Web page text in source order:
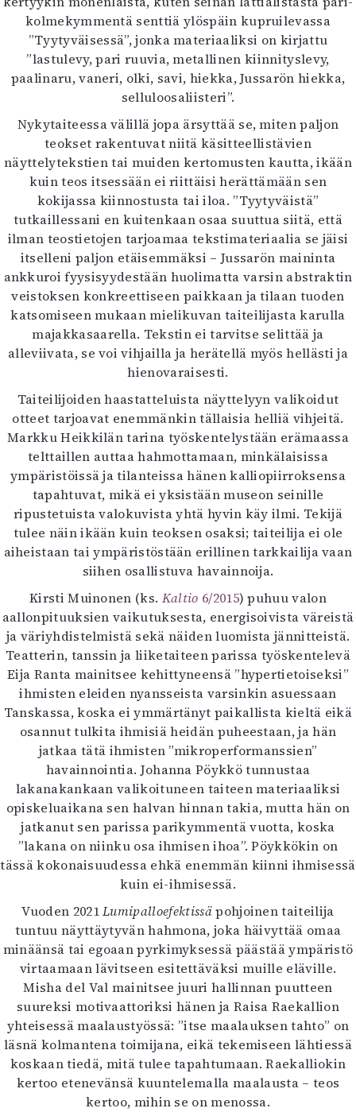
kolmekymmentä senttiä ylöspäin kupruilevassa
”Tyytyväisessä”, jonka materiaaliksi on kirjattu
”lastulevy, pari ruuvia, metallinen kiinnityslevy,
paalinaru, vaneri, olki, savi, hiekka, Jussarön hiekka,
selluloosaliisteri”.
Nykytaiteessa välillä jopa ärsyttää se, miten paljon
teokset rakentuvat niitä käsitteellistävien
näyttelytekstien tai muiden kertomusten kautta, ikään
kuin teos itsessään ei riittäisi herättämään sen
kokijassa kiinnostusta tai iloa. ”Tyytyväistä”
tutkaillessani en kuitenkaan osaa suuttua siitä, että
ilman teostietojen tarjoamaa tekstimateriaalia se jäisi
itselleni paljon etäisemmäksi – Jussarön maininta
ankkuroi fyysisyydestään huolimatta varsin abstraktin
veistoksen konkreettiseen paikkaan ja tilaan tuoden
katsomiseen mukaan mielikuvan taiteilijasta karulla
majakkasaarella. Tekstin ei tarvitse selittää ja
alleviivata, se voi vihjailla ja herätellä myös hellästi ja
hienovaraisesti.
Taiteilijoiden haastatteluista näyttelyyn valikoidut
otteet tarjoavat enemmänkin tällaisia helliä vihjeitä.
Markku Heikkilän tarina työskentelystään erämaassa
telttaillen auttaa hahmottamaan, minkälaisissa
ympäristöissä ja tilanteissa hänen kalliopiirroksensa
tapahtuvat, mikä ei yksistään museon seinille
ripustetuista valokuvista yhtä hyvin käy ilmi. Tekijä
tulee näin ikään kuin teoksen osaksi; taiteilija ei ole
aiheistaan tai ympäristöstään erillinen tarkkailija vaan
siihen osallistuva havainnoija.
Kirsti Muinonen (ks. Kaltio 6/2015) puhuu valon
aallonpituuksien vaikutuksesta, energisoivista väreistä
ja väriyhdistelmistä sekä näiden luomista jännitteistä.
Teatterin, tanssin ja liiketaiteen parissa työskentelevä
Eija Ranta mainitsee kehittyneensä ”hypertietoiseksi”
ihmisten eleiden nyansseista varsinkin asuessaan
Tanskassa, koska ei ymmärtänyt paikallista kieltä eikä
osannut tulkita ihmisiä heidän puheestaan, ja hän
jatkaa tätä ihmisten ”mikroperformanssien”
havainnointia. Johanna Pöykkö tunnustaa
lakanakankaan valikoituneen taiteen materiaaliksi
opiskeluaikana sen halvan hinnan takia, mutta hän on
jatkanut sen parissa parikymmentä vuotta, koska
”lakana on niinku osa ihmisen ihoa”. Pöykkökin on
tässä kokonaisuudessa ehkä enemmän kiinni ihmisessä
kuin ei-ihmisessä.
Vuoden 2021Lumipalloefektissäpohjoinen taiteilija
tuntuu näyttäytyvän hahmona, joka häivyttää omaa
minäänsä tai egoaan pyrkimyksessä päästää ympäristö
virtaamaan lävitseen esitettäväksi muille eläville.
Misha del Val mainitsee juuri hallinnan puutteen
suureksi motivaattoriksi hänen ja Raisa Raekallion
yhteisessä maalaustyössä: ”itse maalauksen tahto” on
läsnä kolmantena toimijana, eikä tekemiseen lähtiessä
koskaan tiedä, mitä tulee tapahtumaan. Raekalliokin
kertoo etenevänsä kuuntelemalla maalausta – teos
kertoo, mihin se on menossa.